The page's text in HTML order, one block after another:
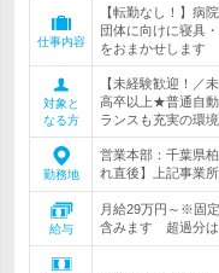
仕事内容
【転勤なし！】病
団体に向けに寝具
をおまかせします
対象と
なる方
【未経験歓迎！／
高卒以上★普通自
ランスも充実の環
勤務地
営業本部：千葉県
れ直後】上記事業
給与
月給29万円～※固
含みます 超過分は